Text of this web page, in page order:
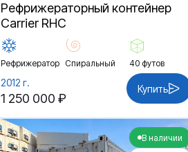
Рефрижераторный контейнер
Carrier RHC
Рефрижератор Спиральный 40 футов
2012 г.
1 250 000 ₽
Купить
В наличии